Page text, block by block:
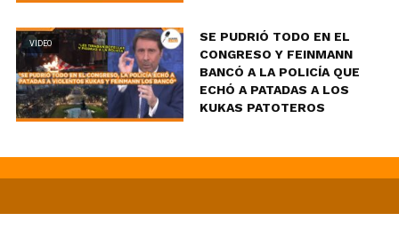
VIDEO
SE PUDRIÓ TODO EN EL
CONGRESO Y FEINMANN
BANCÓ A LA POLICÍA QUE
ECHÓ A PATADAS A LOS
KUKAS PATOTEROS